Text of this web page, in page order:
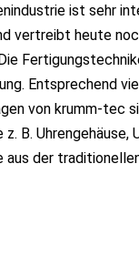
ist sehr
vertreibt heute
Entsprechend
von krumm-tec
B.
aus der